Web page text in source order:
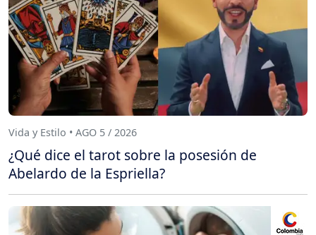
Vida y Estilo • AGO 5 / 2026
¿Qué dice el tarot sobre la posesión de
Abelardo de la Espriella?